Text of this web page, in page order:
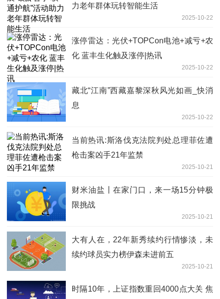
力老年群体玩转智能生活
2025-10-22
涨停雷达：光伏+TOPCon电池+减亏+农
化 蓝丰生化触及涨停|热讯
2025-10-22
藏北“江南”西藏嘉黎深秋风光如画_快消
息
2025-10-22
当前热讯:斯洛伐克法院判处总理菲佐遭
枪击案凶手21年监禁
2025-10-21
财米油盐丨在家门口，来一场15分钟极
限挑战
2025-10-21
大有人在，22年新秀续约行情惨淡，未
续约球员实力榜伊森未进前五
2025-10-21
时隔10年，上证指数重回4000点大关 焦